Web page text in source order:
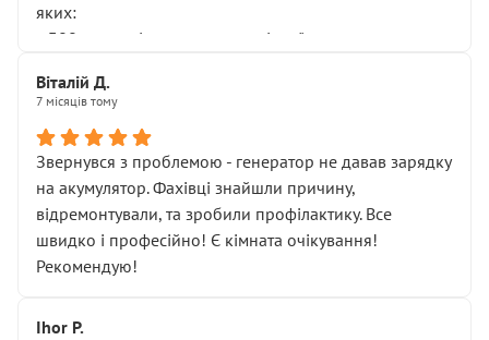
яких:
• 300 грн — діагностика гальмівної системи
НЕ погоджував
послуга. Тим більше, я був поруч і жодної реальної
діагностики ходової не проводилось. Після
зауваження гроші за цю “послугу” повернули, що
лише підтвердило мою правоту.
Але головне — я виїжджаю з боксу, і скрип у гальмах
залишився таким самим, як і був. Тобто оплачена
Далі ситуація тільки погіршилась:
Віталій Д.
7 місяців тому
Звернувся з проблемою - генератор не давав зарядку
на акумулятор. Фахівці знайшли причину,
відремонтували, та зробили профілактику. Все
швидко і професійно! Є кімната очікування!
Рекомендую!
Ihor P.